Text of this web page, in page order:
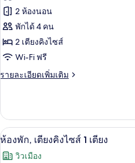
เตียง
ของ
ห้อง
เอ็ก
เซก
คิว
สวีท,
2
ห้อง
2 ห้องนอน
พักได้ 4 คน
2 เตียงคิงไซส์
Wi-Fi ฟรี
รายละเอียดเพิ่มเติม
ราย
เกี่ยว
กับ
ห้อง
เซก
เปิด
ภาพถ่าย
14
ห้องพัก, เตียงคิงไซส์ 1 เตียง
วิวเมือง